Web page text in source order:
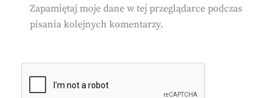
Zapamiętaj moje dane w tej przeglądarce podczas
pisania kolejnych komentarzy.